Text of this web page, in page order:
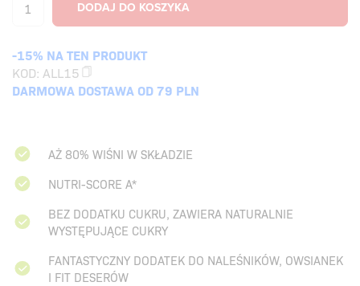
-15% NA TEN PRODUKT
KOD: ALL15
DARMOWA DOSTAWA OD 79 PLN
AŻ 80% WIŚNI W SKŁADZIE
NUTRI-SCORE A*
BEZ DODATKU CUKRU, ZAWIERA NATURALNIE
WYSTĘPUJĄCE CUKRY
FANTASTYCZNY DODATEK DO NALEŚNIKÓW, OWSIANEK
I FIT DESERÓW